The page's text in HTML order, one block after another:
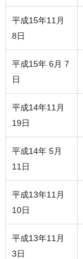
平成15年11月
8日
平成15年 6月 7
日
平成14年11月
19日
平成14年 5月
11日
平成13年11月
10日
平成13年11月
3日